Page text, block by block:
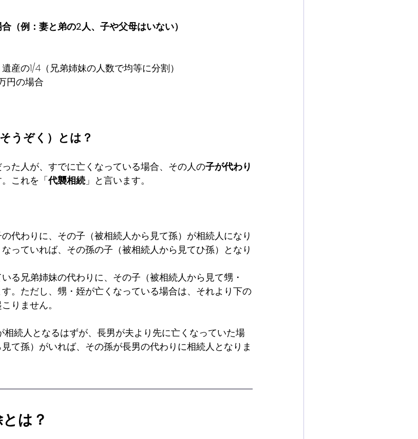
（例：妻と弟の2人、子や父母はいない）
産の1/4（兄弟姉妹の人数で均等に分割）
円の場合
うぞく）とは？
た人が、すでに亡くなっている場合、その人の子が代わり
これを「代襲相続 」と言います。
の代わりに、その子（被相続人から見て孫）が相続人になり
っていれば、その孫の子（被相続人から見てひ孫）となり
る兄弟姉妹の代わりに、その子（被相続人から見て甥・
。ただし、甥・姪が亡くなっている場合は、それより下の
りません。
相続人となるはずが、長男が夫より先に亡くなっていた場
て孫）がいれば、その孫が長男の代わりに相続人となりま
は？